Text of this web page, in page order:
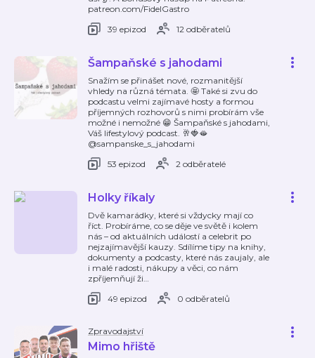
patreon.com/FidelGastro
39 epizod
12 odběratelů
Šampaňské s jahodami
Snažím se přinášet nové, rozmanitější
vhledy na různá témata. 🤩 Také si zvu do
podcastu velmi zajímavé hosty a formou
příjemných rozhovorů s nimi probírám vše
možné i nemožné 😁 Šampaňské s jahodami,
Váš lifestylový podcast. 🥂🍓🫦
@sampanske_s_jahodami
53 epizod
2 odběratelé
Holky říkaly
Dvě kamarádky, které si vždycky mají co
říct. Probíráme, co se děje ve světě i kolem
nás – od aktuálních událostí a celebrit po
nejzajímavější kauzy. Sdílíme tipy na knihy,
dokumenty a podcasty, které nás zaujaly, ale
i malé radosti, nákupy a věci, co nám
zpříjemňují ži…
49 epizod
0 odběratelů
Zpravodajství
Mimo hřiště